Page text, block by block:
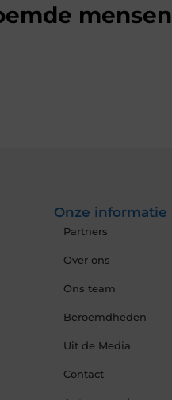
mensen
Onze informatie
Partners
Over ons
Ons team
Beroemdheden
Uit de Media
Contact